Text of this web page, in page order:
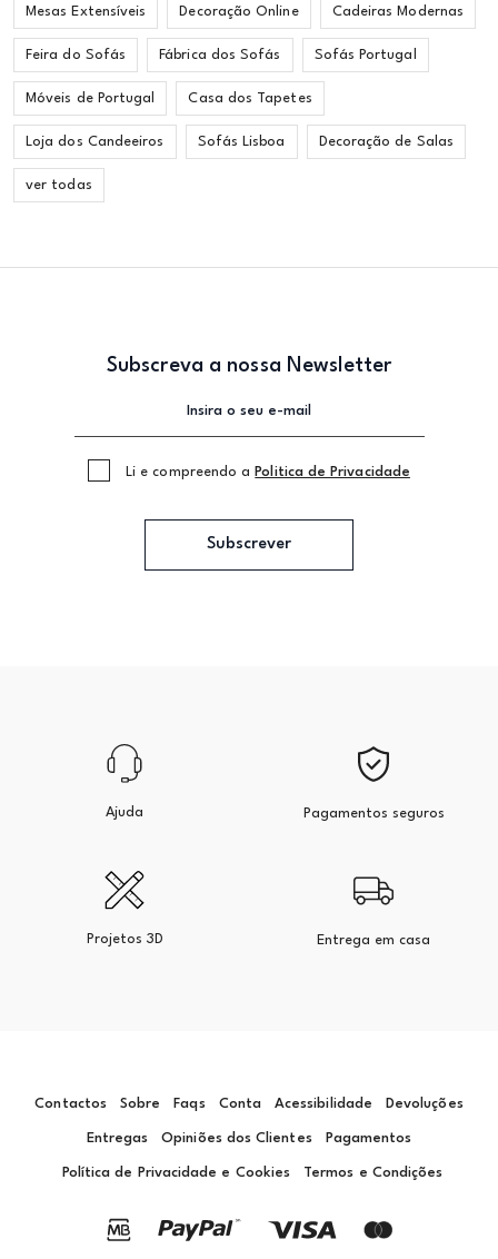
Mesas Extensíveis Decoração Online Cadeiras Modernas
Feira do Sofás Fábrica dos Sofás Sofás Portugal
Móveis de Portugal Casa dos Tapetes
Loja dos Candeeiros Sofás Lisboa Decoração de Salas
ver todas
Subscreva a nossa Newsletter
Li e compreendo a Politica de Privacidade
Subscrever
Ajuda Pagamentos seguros
Projetos 3D Entrega em casa
Contactos Sobre Faqs Conta Acessibilidade Devoluções
Entregas Opiniões dos Clientes Pagamentos
Política de Privacidade e Cookies Termos e Condições